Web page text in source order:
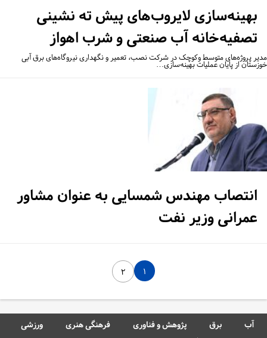
بهینه‌سازی لایروب‌های پیش ته نشینی
تصفیه‌خانه آب صنعتی و شرب اهواز
پروژه‌های متوسط وکوچک در شرکت نصب، تعمیر و نگهداری نیروگاه‌های برق آبی
از پایان عملیات بهینه‌سازی…
انتصاب مهندس شمسایی به عنوان مشاور
عمرانی وزیر نفت
آب برق پژوهش و فناوری فرهنگی هنری
ورزشی